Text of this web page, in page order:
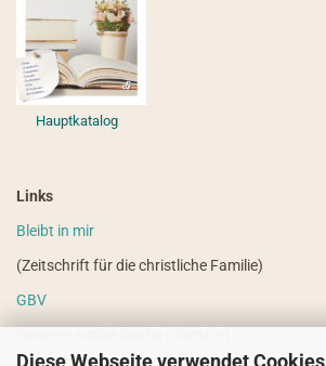
Diese Webseite verwendet Cookies
Hauptkatalog
Links
Bleibt in mir
(Zeitschrift für die christliche Familie)
GBV